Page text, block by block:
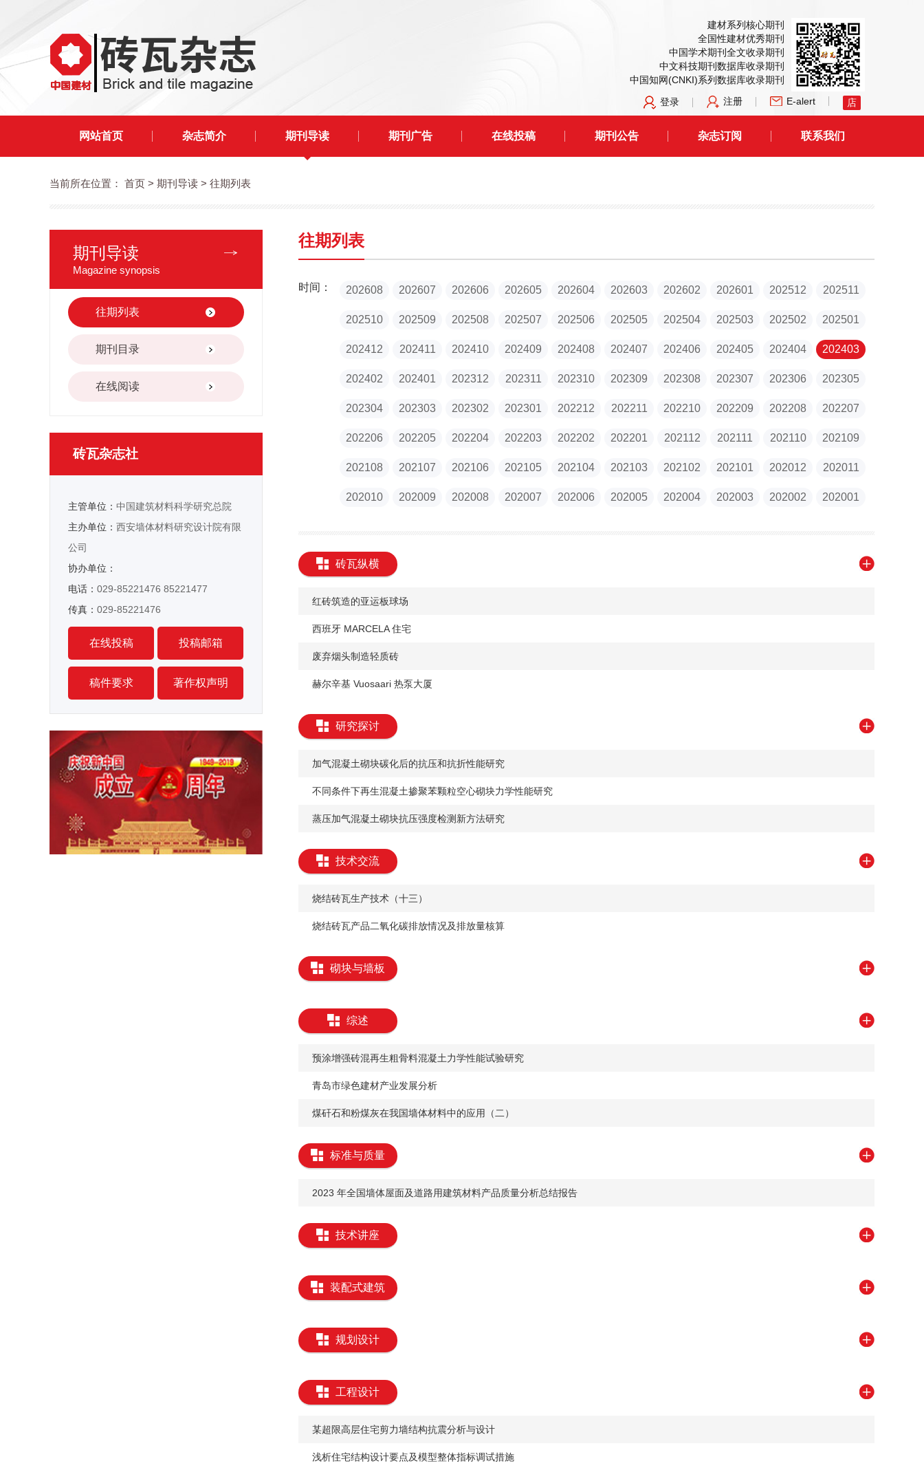
建材系列核心期刊
全国性建材优秀期刊
中国学术期刊全文收录期刊
中文科技期刊数据库收录期刊
中国知网(CNKI)系列数据库收录期刊
登录
注册 E-alert 店
网站首页 杂志简介 期刊导读 期刊广告 在线投稿 期刊公告 杂志订阅 联系我们
当前所在位置： 首页 > 期刊导读 > 往期列表
期刊导读
Magazine synopsis
往期列表
期刊目录
在线阅读
砖瓦杂志社
主管单位： 中国建筑材料科学研究总院
主办单位： 西安墙体材料研究设计院有限
公司
协办单位：
电话： 029-85221476 85221477
传真： 029-85221476
在线投稿 投稿邮箱
稿件要求 著作权声明
往期列表
时间： 202608 202607 202606 202605 202604 202603 202602 202601 202512 202511
202510 202509 202508 202507 202506 202505 202504 202503 202502 202501
202412 202411 202410 202409 202408 202407 202406 202405 202404 202403
202402 202401 202312 202311 202310 202309 202308 202307 202306 202305
202304 202303 202302 202301 202212 202211 202210 202209 202208 202207
202206 202205 202204 202203 202202 202201 202112 202111 202110 202109
202108 202107 202106 202105 202104 202103 202102 202101 202012 202011
202010 202009 202008 202007 202006 202005 202004 202003 202002 202001
砖瓦纵横
红砖筑造的亚运板球场
西班牙 MARCELA 住宅
废弃烟头制造轻质砖
赫尔辛基 Vuosaari 热泵大厦
研究探讨
加气混凝土砌块碳化后的抗压和抗折性能研究
不同条件下再生混凝土掺聚苯颗粒空心砌块力学性能研究
蒸压加气混凝土砌块抗压强度检测新方法研究
技术交流
烧结砖瓦生产技术（十三）
烧结砖瓦产品二氧化碳排放情况及排放量核算
砌块与墙板
综述
预涂增强砖混再生粗骨料混凝土力学性能试验研究
青岛市绿色建材产业发展分析
煤矸石和粉煤灰在我国墙体材料中的应用（二）
标准与质量
2023 年全国墙体屋面及道路用建筑材料产品质量分析总结报告
技术讲座
装配式建筑
规划设计
工程设计
某超限高层住宅剪力墙结构抗震分析与设计
浅析住宅结构设计要点及模型整体指标调试措施